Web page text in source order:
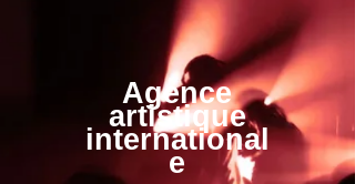
Agence
artistique
international
e